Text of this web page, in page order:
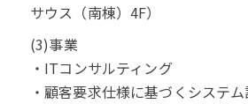
サウス（南棟）4F）
(3)事業
・ITコンサルティング
・顧客要求仕様に基づくシステ